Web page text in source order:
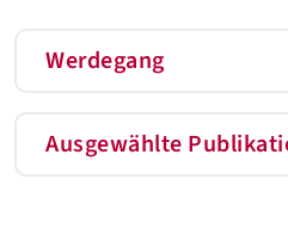
Werdegang
Ausgewählte